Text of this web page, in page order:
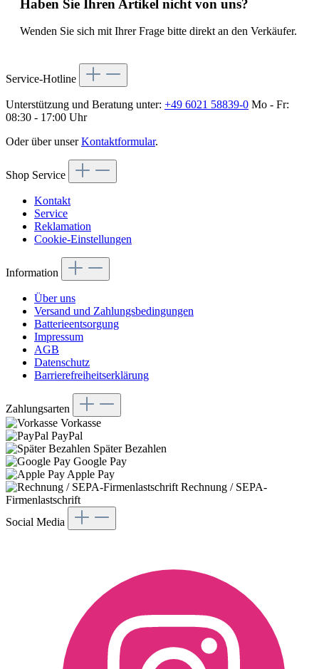
Haben Sie Ihren Artikel nicht von uns?
Wenden Sie sich mit Ihrer Frage bitte direkt an den Verkäufer.
Service-Hotline
Unterstützung und Beratung unter: +49 6021 58839-0 Mo - Fr:
08:30 - 17:00 Uhr
Oder über unserKontaktformular.
Shop Service
Kontakt
Service
Reklamation
Cookie-Einstellungen
Information
Über uns
Versand und Zahlungsbedingungen
Batterieentsorgung
Impressum
AGB
Datenschutz
Barrierefreiheitserklärung
Zahlungsarten
Vorkasse
PayPal
Später Bezahlen
Google Pay
Apple Pay
Rechnung / SEPA-
Firmenlastschrift
Social Media